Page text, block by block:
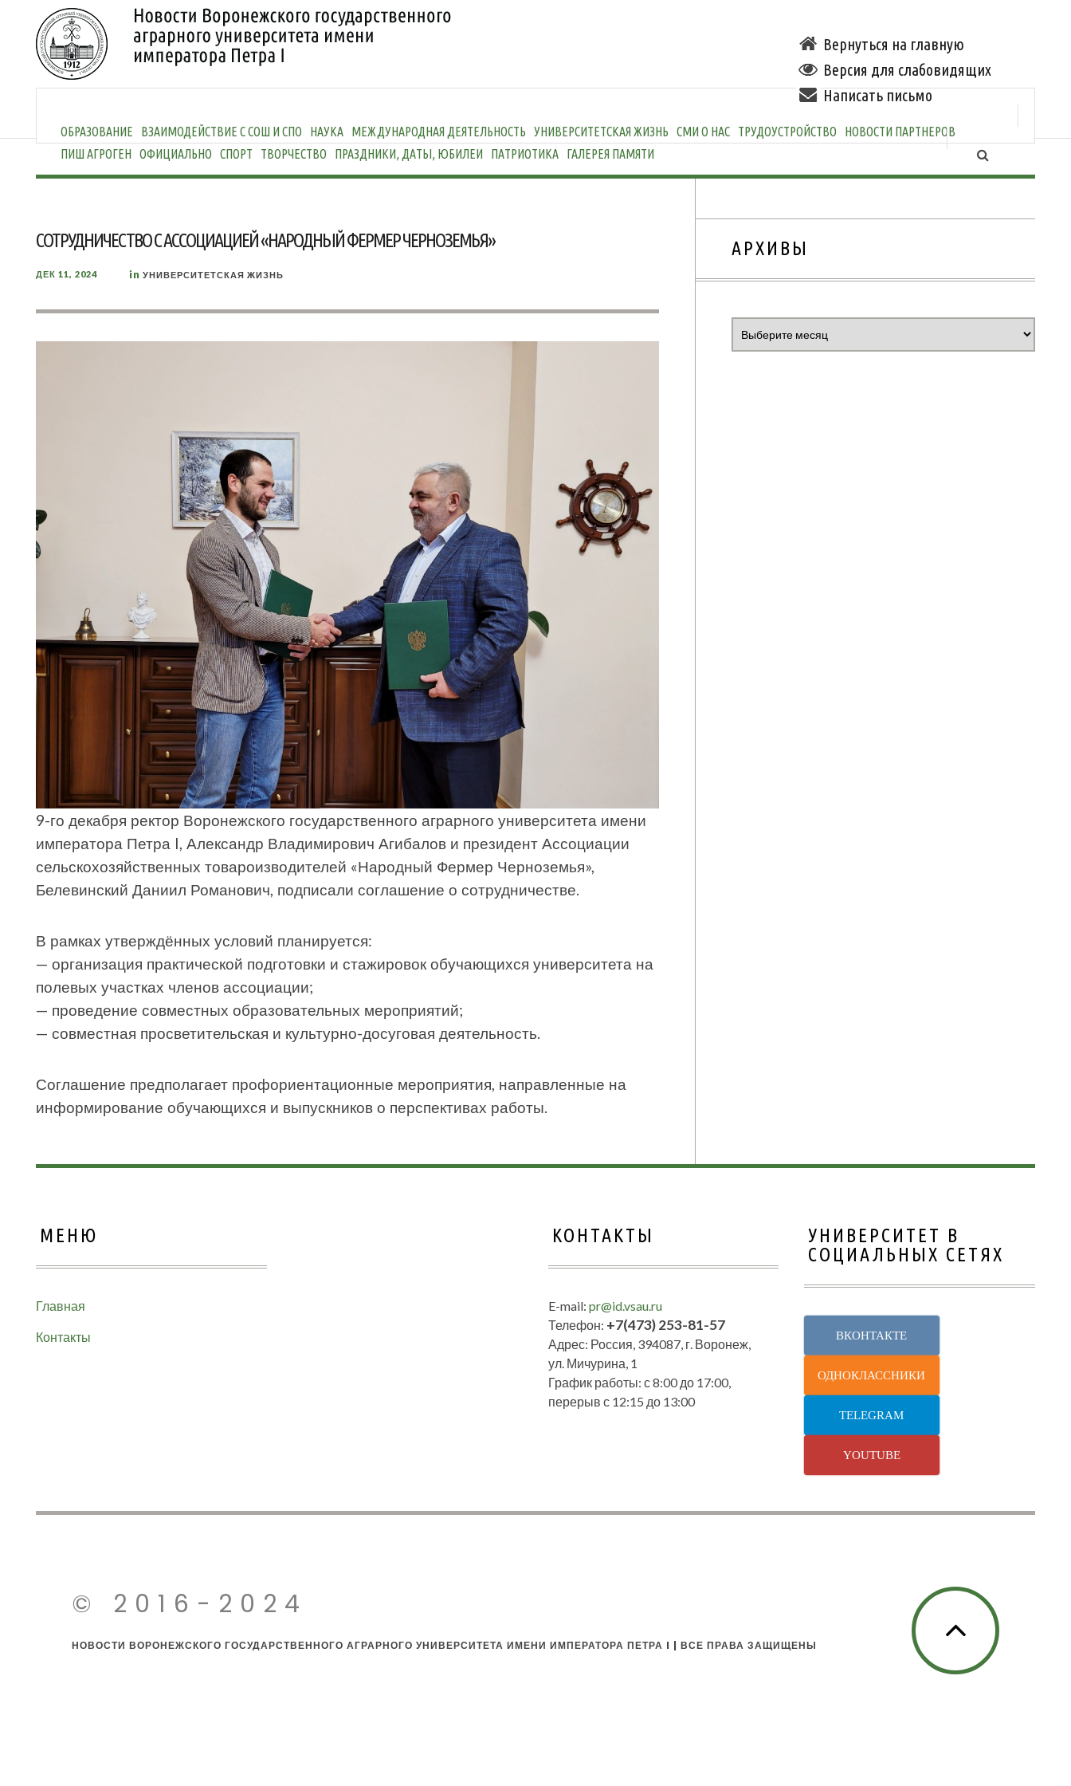
Вернуться на главную
Версия для слабовидящих
Написать письмо
ОБРАЗОВАНИЕ ВЗАИМОДЕЙСТВИЕ С СОШ И СПО НАУКА МЕЖДУНАРОДНАЯ ДЕЯТЕЛЬНОСТЬ УНИВЕРСИТЕТСКАЯ ЖИЗНЬ СМИ О НАС ТРУДОУСТРОЙСТВО
НОВОСТИ ПАРТНЕРОВ
ПИШ АГРОГЕН ОФИЦИАЛЬНО СПОРТ ТВОРЧЕСТВО ПРАЗДНИКИ, ДАТЫ, ЮБИЛЕИ ПАТРИОТИКА ГАЛЕРЕЯ ПАМЯТИ
СОТРУДНИЧЕСТВО С АССОЦИАЦИЕЙ «НАРОДНЫЙ ФЕРМЕР ЧЕРНОЗЕМЬЯ»
ДЕК 11, 2024 in УНИВЕРСИТЕТСКАЯ ЖИЗНЬ
9-го декабря ректор Воронежского государственного аграрного университета имени
императора Петра I, Александр Владимирович Агибалов и президент Ассоциации
сельскохозяйственных товароизводителей «Народный Фермер Черноземья»,
Белевинский Даниил Романович, подписали соглашение о сотрудничестве.
В рамках утверждённых условий планируется:
— организация практической подготовки и стажировок обучающихся университета на
полевых участках членов ассоциации;
— проведение совместных образовательных мероприятий;
— совместная просветительская и культурно-досуговая деятельность.
Соглашение предполагает профориентационные мероприятия, направленные на
информирование обучающихся и выпускников о перспективах работы.
АРХИВЫ
МЕНЮ
Главная
Контакты
КОНТАКТЫ
E-mail: pr@id.vsau.ru
Телефон: +7(473) 253-81-57
Адрес: Россия, 394087, г. Воронеж,
ул. Мичурина, 1
График работы: с 8:00 до 17:00,
перерыв с 12:15 до 13:00
УНИВЕРСИТЕТ В
СОЦИАЛЬНЫХ СЕТЯХ
ВКОНТАКТЕ
ОДНОКЛАССНИКИ
TELEGRAM
YOUTUBE
© 2016-2024
НОВОСТИ ВОРОНЕЖСКОГО ГОСУДАРСТВЕННОГО АГРАРНОГО УНИВЕРСИТЕТА ИМЕНИ ИМПЕРАТОРА ПЕТРА I | ВСЕ ПРАВА ЗАЩИЩЕНЫ